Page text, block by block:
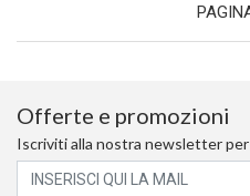
Offerte e promozioni
Iscriviti alla nostra newsletter